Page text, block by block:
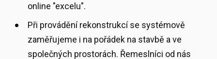
online "excelu".
Při provádění rekonstrukcí se systémově
zaměřujeme i na pořádek na stavbě a ve
společných prostorách. Řemeslníci od nás